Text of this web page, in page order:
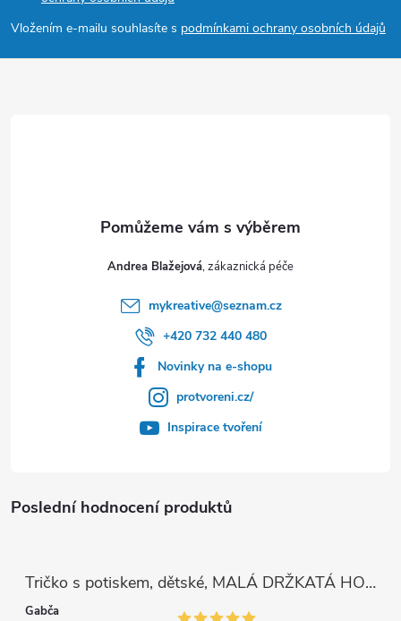
a
t
Vložením e-mailu souhlasíte s podmínkami ochrany osobních údajů
Poslední hodnocení produktů
Tričko s potiskem, dětské, MALÁ DRŽKATÁ HOLKA, 1 ks
Gabča
Andrea Blažejová
mykreative@seznam.cz
+420 732 440 480
Novinky na e-shopu
protvoreni.cz/
Inspirace tvoření